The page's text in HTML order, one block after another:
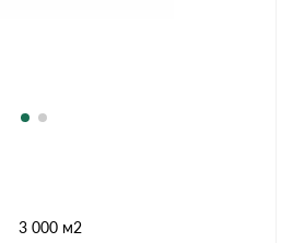
3 000 м2